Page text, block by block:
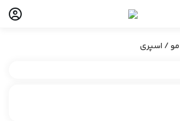
/ اسپری